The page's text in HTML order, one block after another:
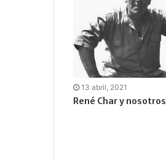
13 abril, 2021
René Char y nosotros